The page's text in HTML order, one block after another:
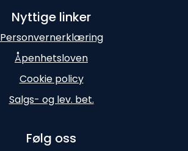
Nyttige linker
Personvernerklæring
Åpenhetsloven
Cookie policy
Salgs- og lev. bet.
Følg oss